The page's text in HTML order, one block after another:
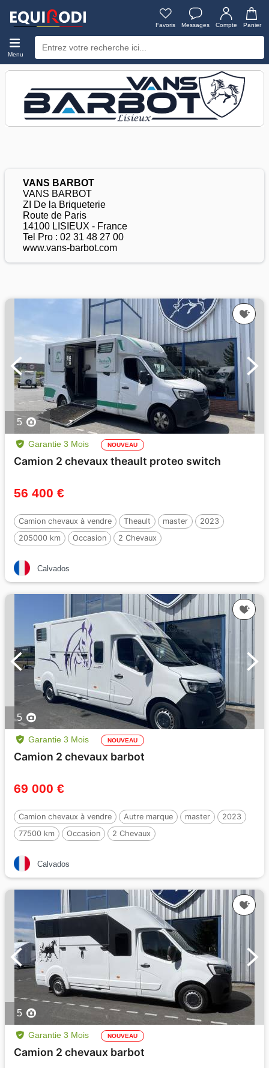
Favoris Messages Compte Panier
Menu
VANS BARBOT
VANS BARBOT
ZI De la Briqueterie
Route de Paris
14100 LISIEUX - France
Tel Pro : 02 31 48 27 00
www.vans-barbot.com
5
Garantie 3 Mois NOUVEAU
Camion 2 chevaux theault proteo switch
56 400 €
Camion chevaux à vendre Theault master
2023
205000 km
Occasion 2 Chevaux
Calvados
5
Garantie 3 Mois NOUVEAU
Camion 2 chevaux barbot
69 000 €
Camion chevaux à vendre Autre marque master
2023
77500 km
Occasion 2 Chevaux
Calvados
5
Garantie 3 Mois NOUVEAU
Camion 2 chevaux barbot